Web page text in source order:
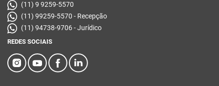
(11) 9 9259-5570
(11) 99259-5570 - Recepção
(11) 94738-9706 - Jurídico
REDES SOCIAIS